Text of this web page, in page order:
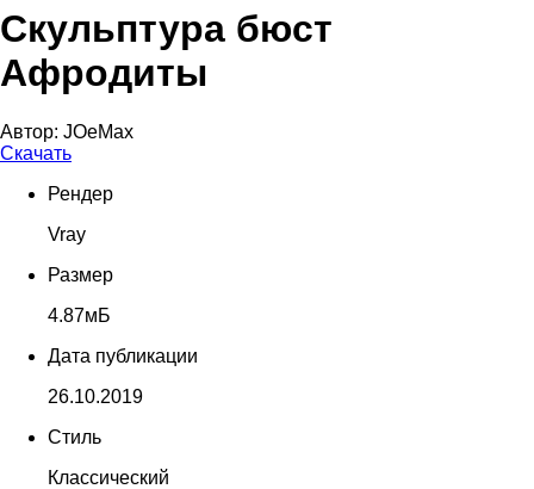
Скульптура бюст
Афродиты
Автор: JOeMax
Скачать
Рендер
Vray
Размер
4.87мБ
Дата публикации
26.10.2019
Стиль
Классический